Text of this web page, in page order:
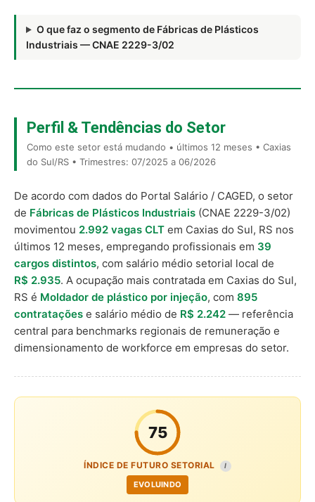
O que faz o segmento de Fábricas de Plásticos
Industriais — CNAE 2229-3/02
Perfil & Tendências do Setor
Como este setor está mudando • últimos 12 meses • Caxias
do Sul/RS • Trimestres: 07/2025 a 06/2026
De acordo com dados do Portal Salário / CAGED, o setor
de Fábricas de Plásticos Industriais (CNAE 2229-3/02)
movimentou 2.992 vagas CLT em Caxias do Sul, RS nos
últimos 12 meses, empregando profissionais em 39
cargos distintos, com salário médio setorial local de
R$ 2.935. A ocupação mais contratada em Caxias do Sul,
RS é Moldador de plástico por injeção, com 895
contratações e salário médio de R$ 2.242 — referência
central para benchmarks regionais de remuneração e
dimensionamento de workforce em empresas do setor.
75
ÍNDICE DE FUTURO SETORIAL I
EVOLUINDO